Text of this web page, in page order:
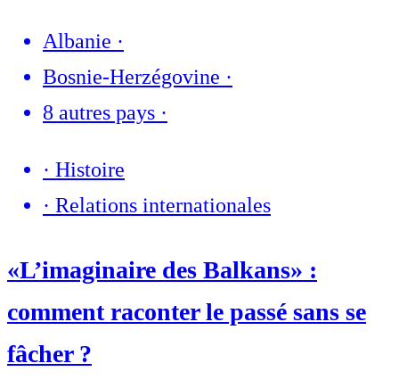
Albanie ·
Bosnie-Herzégovine ·
8 autres pays ·
· Histoire
· Relations internationales
«L’imaginaire des Balkans» :
comment raconter le passé sans se
fâcher ?